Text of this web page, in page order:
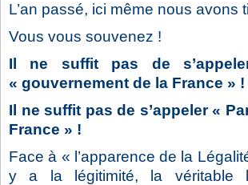
L’an passé, ici même nous avons
Vous vous souvenez !
Il ne suffit pas de
« gouvernement de la France » !
Il ne suffit pas de s’appeler «
France » !
Face à « l’apparence de la
y a la légitimité, la véritable